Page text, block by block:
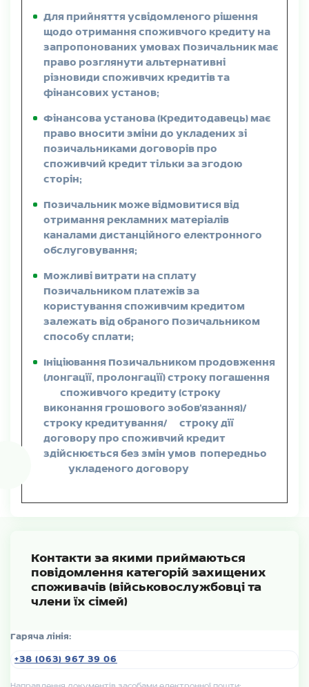
Для прийняття усвідомленого рішення
щодо отримання споживчого кредиту на
запропонованих умовах Позичальник має
право розглянути альтернативні
різновиди споживчих кредитів та
фінансових установ;
Фінансова установа (Кредитодавець) має
право вносити зміни до укладених зі
позичальниками договорів про
споживчий кредит тільки за згодою
сторін;
Позичальник може відмовитися від
отримання рекламних матеріалів
каналами дистанційного електронного
обслуговування;
Можливі витрати на сплату
Позичальником платежів за
користування споживчим кредитом
залежать від обраного Позичальником
способу сплати;
Ініціювання Позичальником продовження
(лонгації, пролонгації) строку погашення
споживчого кредиту (строку
виконання грошового зобов’язання)/
строку кредитування/ строку дії
договору про споживчий кредит
здійснюється без змін умов попередньо
укладеного договору
Контакти за якими приймаються
повідомлення категорій захищених
споживачів (військовослужбовці та
члени їх сімей)
Гаряча лінія:
+38 (063) 967 39 06